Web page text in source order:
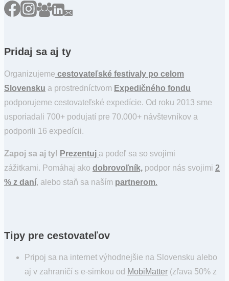
Pridaj sa aj ty
Organizujeme cestovateľské festivaly po celom
Slovensku a prostredníctvom Expedičného fondu
podporujeme cestovateľské expedície. Od roku 2013 sme
usporiadali 700+ podujatí pre 70.000+ návštevníkov a
podporili 16 expedícii.
Zapoj sa aj ty! Prezentuj a podeľ sa so svojimi
zážitkami. Pomáhaj ako dobrovoľník, podpor nás svojimi 2
% z daní, alebo staň sa naším partnerom.
Tipy pre cestovateľov
Pripoj sa na internet výhodnejšie na Slovensku alebo
aj v zahraničí s e-simkou od MobiMatter (zľava 50% z